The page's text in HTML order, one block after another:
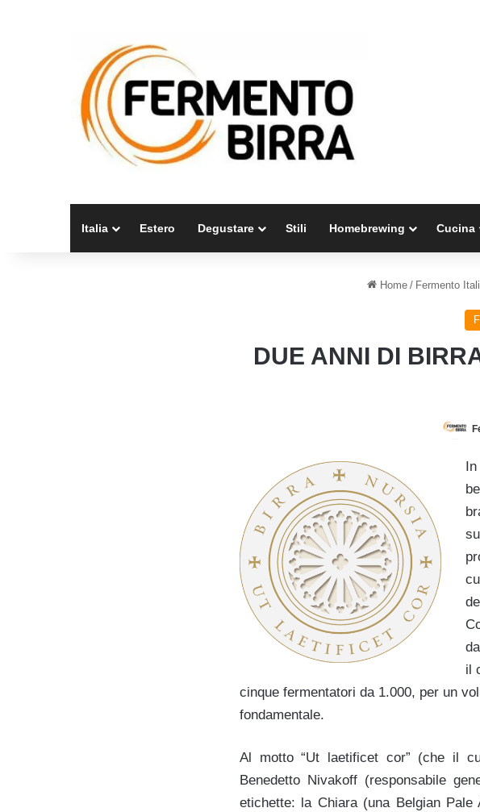
Italia Estero Degustare Stili Homebrewing Cucina
Home / Fermento
DUE ANNI DI
il
cinque fermentatori da 1.000, per un
fondamentale.
Al motto “Ut laetificet cor” (che il
Benedetto Nivakoff (responsabile
etichette: la Chiara (una Belgian